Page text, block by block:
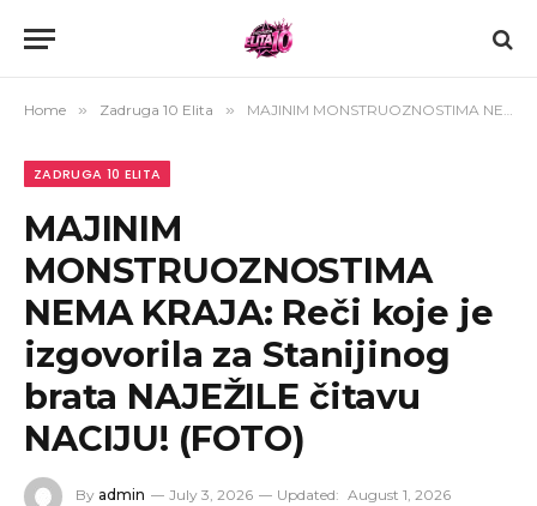
Home » Zadruga 10 Elita » MAJINIM MONSTRUOZNOSTIMA NEMA KRAJA: Reči koje je izgovorila za Stanijinog brata NAJEŽILE čitavu NACIJU! (FOTO)
ZADRUGA 10 ELITA
MAJINIM
MONSTRUOZNOSTIMA
NEMA KRAJA: Reči koje je
izgovorila za Stanijinog
brata NAJEŽILE čitavu
NACIJU! (FOTO)
By admin July 3, 2026 Updated: August 1, 2026